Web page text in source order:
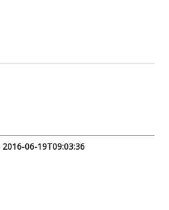
2016-06-19T09:03:36